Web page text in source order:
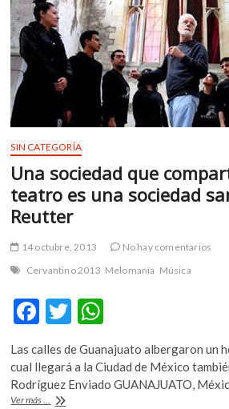
apoyó
la
formación
todas
las
generaciones:
Eduardo
Lizalde
SIN CATEGORÍA
Una sociedad que
teatro es una sociedad
Reutter
14 octubre, 2013
No hay comentarios
Cervantino 2013 Melomanía Música
F
ac
e
b
T
w
itt
er
h
at
s
Las calles de Guanajuato albergaron un
cual llegará a la Ciudad de México
Rodríguez Enviado GUANAJUATO,
Ver más ...
Una